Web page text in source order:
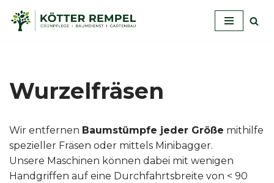
Zum
Wurzelfräsen
Wir entfernen Baumstümpfe jeder Größe mithilfe
spezieller Fräsen oder mittels Minibagger.
Unsere Maschinen können dabei mit wenigen
Handgriffen auf eine Durchfahrtsbreite von < 90